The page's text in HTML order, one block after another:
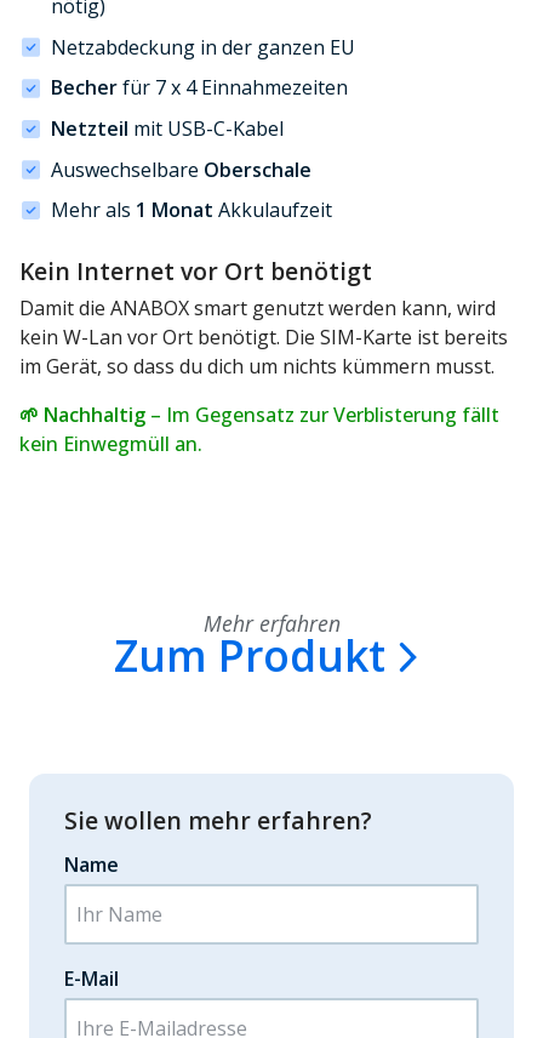
nötig)
Netzabdeckung in der ganzen EU
Becherfür 7 x 4 Einnahmezeiten
Netzteil mit USB-C-Kabel
Auswechselbare Oberschale
Mehr als 1 Monat Akkulaufzeit
Kein Internet vor Ort benötigt
Damit die ANABOX smart genutzt werden kann, wird
kein W-Lan vor Ort benötigt. Die SIM-Karte ist bereits
im Gerät, so dass du dich um nichts kümmern musst.
🌱 Nachhaltig – Im Gegensatz zur Verblisterung fällt
kein Einwegmüll an.
Mehr erfahren
Zum Produkt
Sie wollen mehr erfahren?
Name
E-Mail